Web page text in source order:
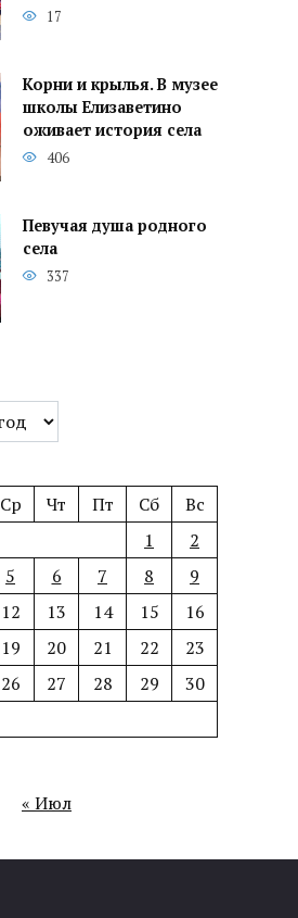
17
Корни и крылья. В музее
школы Елизаветино
оживает история села
406
Певучая душа родного
села
337
Ср Чт Пт Сб
Вс
1
2
5 6 7 8
9
12 13 14 15
16
19 20 21 22
23
26 27 28 29
30
« Июл